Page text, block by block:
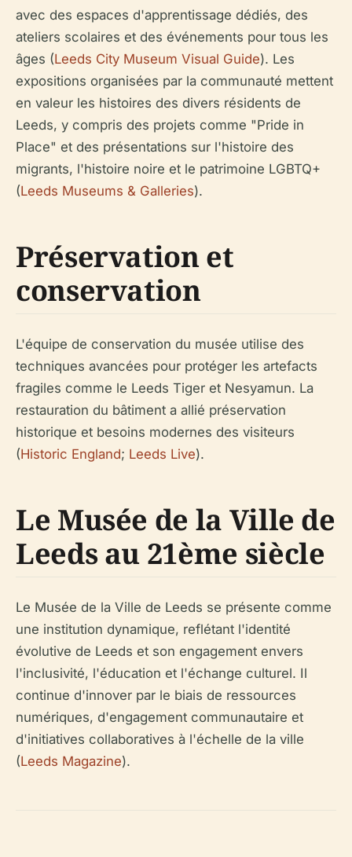
avec des espaces d'apprentissage dédiés, des
ateliers scolaires et des événements pour tous les
âges (Leeds City Museum Visual Guide). Les
expositions organisées par la communauté mettent
en valeur les histoires des divers résidents de
Leeds, y compris des projets comme "Pride in
Place" et des présentations sur l'histoire des
migrants, l'histoire noire et le patrimoine LGBTQ+
(Leeds Museums & Galleries).
Préservation et
conservation
L'équipe de conservation du musée utilise des
techniques avancées pour protéger les artefacts
fragiles comme le Leeds Tiger et Nesyamun. La
restauration du bâtiment a allié préservation
historique et besoins modernes des visiteurs
(Historic England; Leeds Live).
Le Musée de la Ville de
Leeds au 21ème siècle
Le Musée de la Ville de Leeds se présente comme
une institution dynamique, reflétant l'identité
évolutive de Leeds et son engagement envers
l'inclusivité, l'éducation et l'échange culturel. Il
continue d'innover par le biais de ressources
numériques, d'engagement communautaire et
d'initiatives collaboratives à l'échelle de la ville
(Leeds Magazine).